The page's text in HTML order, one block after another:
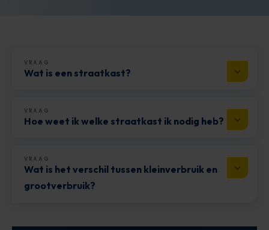
VRAAG
Wat is een straatkast?
VRAAG
Hoe weet ik welke straatkast ik nodig heb?
VRAAG
Wat is het verschil tussen kleinverbruik en
grootverbruik?